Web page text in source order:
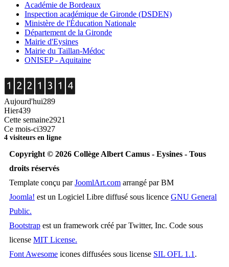
Académie de Bordeaux
Inspection académique de Gironde (DSDEN)
Ministère de l'Éducation Nationale
Département de la Gironde
Mairie d'Eysines
Mairie du Taillan-Médoc
ONISEP - Aquitaine
Aujourd'hui289
Hier439
Cette semaine2921
Ce mois-ci3927
4 visiteurs en ligne
Copyright © 2026 Collège Albert Camus - Eysines - Tous
droits réservés
Template conçu parJoomlArt.com arrangé par BM
Joomla! est un Logiciel Libre diffusé sous licence GNU General
Public.
Bootstrap est un framework créé par Twitter, Inc. Code sous
license MIT License.
Font Awesome icones diffusées sous license SIL OFL 1.1 .